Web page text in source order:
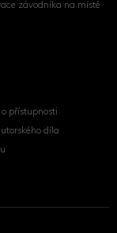
závodníka na místě
o přístupnosti
díla